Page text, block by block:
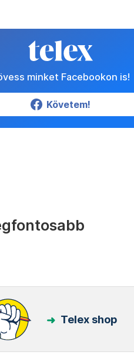
minket Facebookon is!
Követem!
Telex shop